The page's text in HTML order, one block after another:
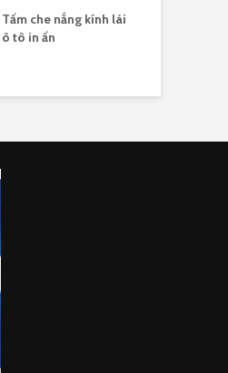
Tấm che nắng kính lái
ô tô in ấn